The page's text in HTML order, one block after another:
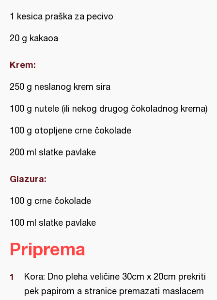
1 kesica praška za pecivo
20 g kakaoa
Krem:
250 g neslanog krem sira
100 g nutele (ili nekog drugog čokoladnog krema)
100 g otopljene crne čokolade
200 ml slatke pavlake
Glazura:
100 g crne čokolade
100 ml slatke pavlake
Priprema
Kora: Dno pleha veličine 30cm x 20cm prekriti
pek papirom a stranice premazati maslacem